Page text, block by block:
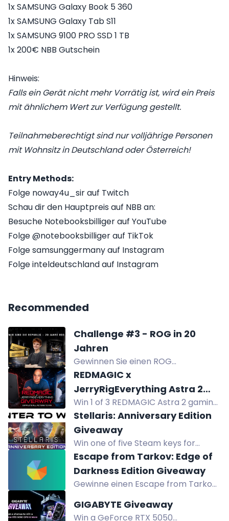
1x SAMSUNG Galaxy Book 5 360
1x SAMSUNG Galaxy Tab S11
1x SAMSUNG 9100 PRO SSD 1 TB
1x 200€ NBB Gutschein
Hinweis:
Falls ein Gerät nicht mehr Vorrätig ist, wird ein Preis
mit ähnlichem Wert zur Verfügung gestellt.
Teilnahmeberechtigt sind nur volljährige Personen
mit Wohnsitz in Deutschland oder Österreich!
Entry Methods:
Folge noway4u_sir auf Twitch
Schau dir den Hauptpreis auf NBB an:
Besuche Notebooksbilliger auf YouTube
Folge @notebooksbilliger auf TikTok
Folge samsunggermany auf Instagram
Folge inteldeutschland auf Instagram
Recommended
Challenge #3 - ROG in 20
Jahren
Gewinnen Sie einen ROG
PG27AQWP-G Monitor im Wert von
1299 Euro und 2 Tickets zum ROG-
Event in Köln.
REDMAGIC x
JerryRigEverything Astra 2
Giveaway
Win 1 of 3 REDMAGIC Astra 2 gaming
tablets in the REDMAGIC x
JerryRigEverything giveaway. Enter
now for your chance to win.
Stellaris: Anniversary Edition
Giveaway
Win one of five Steam keys for
Stellaris: Anniversary Edition in our
giveaway
Escape from Tarkov: Edge of
Darkness Edition Giveaway
Gewinne einen Escape from Tarkov
Giveaway.
GIGABYTE Giveaway
Win a GeForce RTX 5050